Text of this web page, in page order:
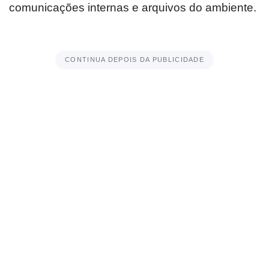
comunicações internas e arquivos do ambiente.
CONTINUA DEPOIS DA PUBLICIDADE